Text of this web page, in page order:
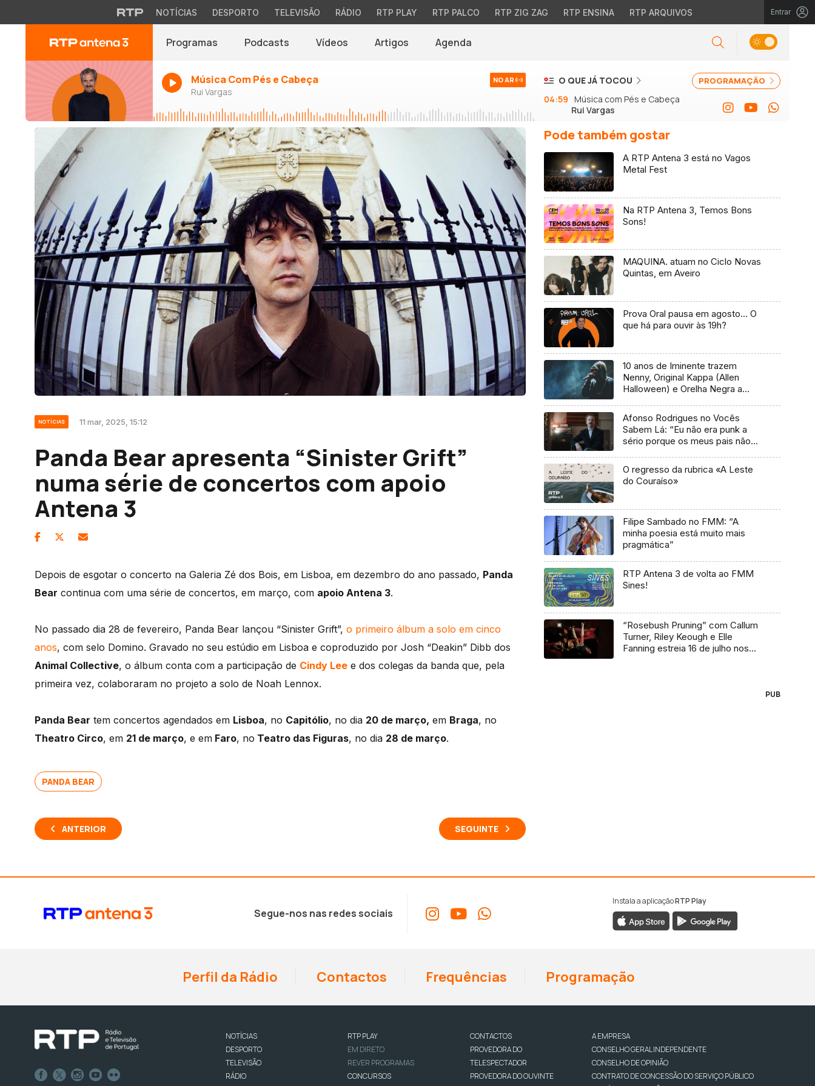
NOTÍCIAS DESPORTO TELEVISÃO RÁDIO RTP PLAY RTP PALCO RTP ZIG ZAG RTP ENSINA RTP ARQUIVOS Entrar
Programas Podcasts Vídeos Artigos Agenda
Música Com Pés e Cabeça
Rui Vargas
NO AR PROGRAMAÇÃO
O QUE JÁ TOCOU
04:59 Música com Pés e Cabeça
Rui Vargas
NOTÍCIAS 11 mar, 2025, 15:12
Panda Bear apresenta “Sinister Grift”
numa série de concertos com apoio
Antena 3
Depois de esgotar o concerto na Galeria Zé dos Bois, em Lisboa, em dezembro do ano passado, Panda
Bear continua com uma série de concertos, em março, com apoio Antena 3.
No passado dia 28 de fevereiro, Panda Bear lançou “Sinister Grift”, o primeiro álbum a solo em cinco
anos, com selo Domino. Gravado no seu estúdio em Lisboa e coproduzido por Josh “Deakin” Dibb dos
Animal Collective, o álbum conta com a participação de Cindy Lee e dos colegas da banda que, pela
primeira vez, colaboraram no projeto a solo de Noah Lennox.
Panda Bear tem concertos agendados em Lisboa, no Capitólio, no dia 20 de março, em Braga, no
Theatro Circo, em 21 de março, e em Faro, no Teatro das Figuras, no dia 28 de março.
PANDA BEAR
ANTERIOR SEGUINTE
Pode também gostar
A RTP Antena 3 está no Vagos
Metal Fest
Na RTP Antena 3, Temos Bons
Sons!
MAQUINA. atuam no Ciclo Novas
Quintas, em Aveiro
Prova Oral pausa em agosto… O
que há para ouvir às 19h?
10 anos de Iminente trazem
Nenny, Original Kappa (Allen
Halloween) e Orelha Negra a
Afonso Rodrigues no Vocês
Sabem Lá: “Eu não era punk a
sério porque os meus pais não
O regresso da rubrica «A Leste
do Couraíso»
Filipe Sambado no FMM: “A
minha poesia está muito mais
pragmática”
RTP Antena 3 de volta ao FMM
Sines!
“Rosebush Pruning” com Callum
Turner, Riley Keough e Elle
Fanning estreia 16 de julho nos
PUB
Segue-nos nas redes sociais
Instala a aplicaçãoRTP Play
Perfil da Rádio Contactos Frequências Programação
NOTÍCIAS
DESPORTO
TELEVISÃO
RÁDIO
RTP PLAY
EM DIRETO
REVER PROGRAMAS
CONCURSOS
CONTACTOS
PROVEDORA DO
TELESPECTADOR
PROVEDORA DO OUVINTE
A EMPRESA
CONSELHO GERAL INDEPENDENTE
CONSELHO DE OPINIÃO
CONTRATO DE CONCESSÃO DO SERVIÇO PÚBLICO